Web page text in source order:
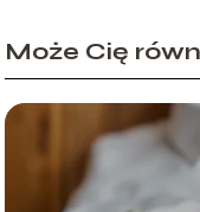
Może Cię